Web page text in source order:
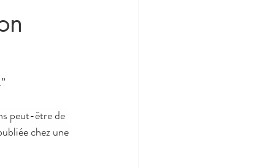
peut-être de
chez une